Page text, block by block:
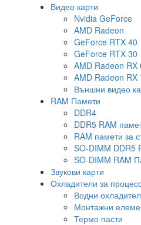
Видео карти
Nvidia GeForce
AMD Radeon
GeForce RTX 40
GeForce RTX 30
AMD Radeon RX
AMD Radeon RX
Външни видео
RAM Памети
DDR4
DDR5 RAM
RAM памети за
SO-DIMM DDR5
SO-DIMM RAM
Звукови карти
Охладители за
Водни
Монтажни
Термо пасти